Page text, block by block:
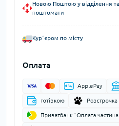
Новою Поштою у відділення та
поштомати
Курʼєром по місту
Оплата
ApplePay
готівкою
Приватбанк "Оплата